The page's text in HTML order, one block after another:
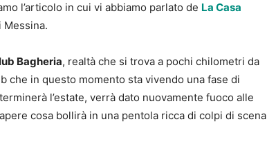
l’articolo in cui vi abbiamo parlato de La Casa
Messina.
Bagheria, realtà che si trova a pochi chilometri da
che in questo momento sta vivendo una fase di
l’estate, verrà dato nuovamente fuoco alle
cosa bollirà in una pentola ricca di colpi di scena